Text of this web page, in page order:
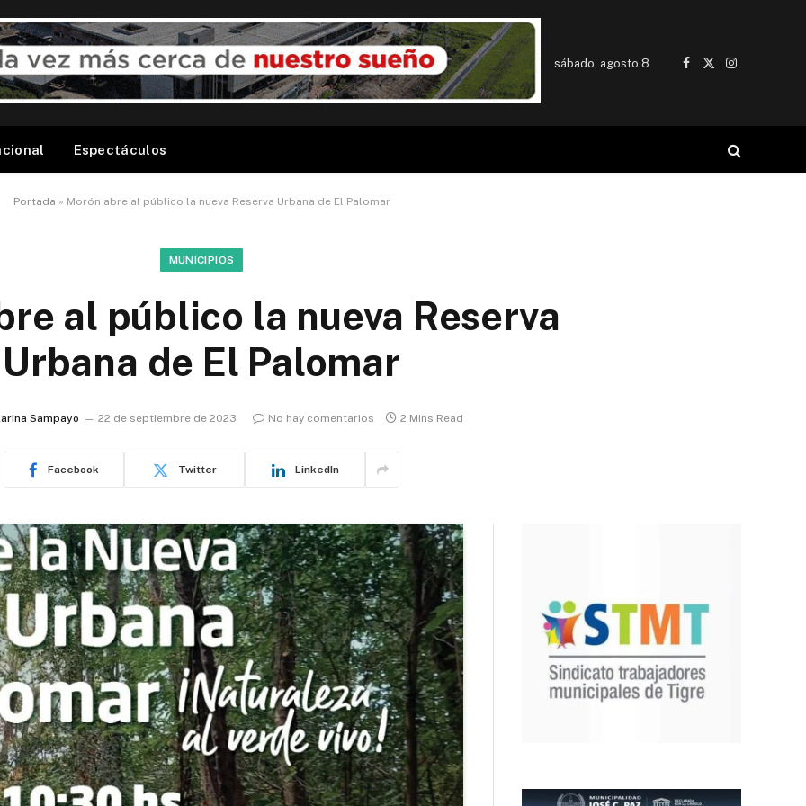
sábado, agosto 8
Facebook
X
Instagram
Espectáculos
Portada » Morón abre al público la nueva Reserva Urbana de El Palomar
MUNICIPIOS
al público la nueva Reserva
Urbana de El Palomar
Sampayo 22 de septiembre de 2023 No hay comentarios 2 Mins Read
Facebook Twitter LinkedIn